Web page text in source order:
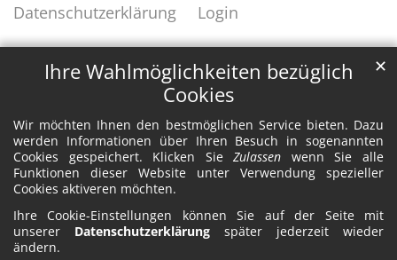
Ihre Wahlmöglichkeiten bezüglich
Cookies
Wir möchten Ihnen den bestmöglichen Service bieten. Dazu
werden Informationen über Ihren Besuch in sogenannten
Cookies gespeichert. Klicken SieZulassen wenn Sie alle
Funktionen dieser Website unter Verwendung spezieller
Cookies aktiveren möchten.
Ihre Cookie-Einstellungen können Sie auf der Seite mit
unserer Datenschutzerklärung später jederzeit wieder
ändern.
✕
Datenschutzerklärung
Login